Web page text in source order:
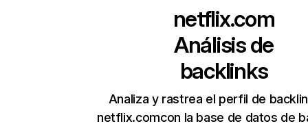
netflix.com
Análisis de
backlinks
Analiza y rastrea el perfil de
netflix.comcon la base de datos de